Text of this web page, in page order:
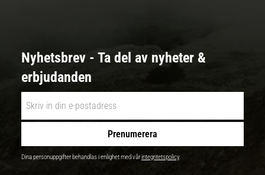
Nyhetsbrev - Ta del av nyheter &
erbjudanden
Prenumerera
Dina personuppgifter behandlas i enlighet med vårintegritetspolicy.